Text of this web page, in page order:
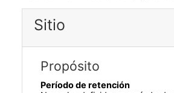
Sitio
Propósito
Período de retención